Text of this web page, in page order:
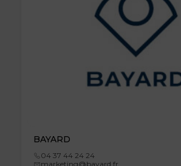
BAYARD
04 37 44 24 24
marketing@bayard.fr